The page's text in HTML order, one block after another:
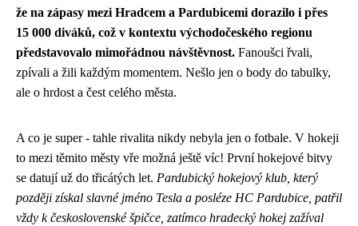
že na zápasy mezi Hradcem a Pardubicemi dorazilo i přes
15 000 diváků, což v kontextu východočeského regionu
představovalo mimořádnou návštěvnost. Fanoušci řvali,
zpívali a žili každým momentem. Nešlo jen o body do tabulky,
ale o hrdost a čest celého města.
A co je super - tahle rivalita nikdy nebyla jen o fotbale. V hokeji
to mezi těmito městy vře možná ještě víc! První hokejové bitvy
se datují už do třicátých let. Pardubický hokejový klub, který
později získal slavné jméno Tesla a posléze HC Pardubice, patřil
vždy k československé špičce, zatímco hradecký hokej zažíval